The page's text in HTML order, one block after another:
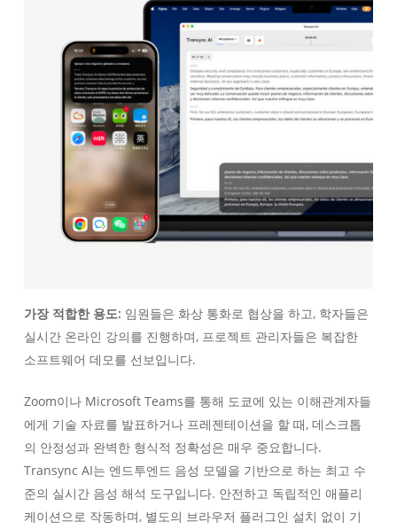
가장 적합한 용도: 임원들은 화상 통화로 협상을 하고, 학자들은
실시간 온라인 강의를 진행하며, 프로젝트 관리자들은 복잡한
소프트웨어 데모를 선보입니다.
Zoom이나 Microsoft Teams를 통해 도쿄에 있는 이해관계자들
에게 기술 자료를 발표하거나 프레젠테이션을 할 때, 데스크톱
의 안정성과 완벽한 형식적 정확성은 매우 중요합니다.
Transync AI는 엔드투엔드 음성 모델을 기반으로 하는 최고 수
준의 실시간 음성 해석 도구입니다. 안전하고 독립적인 애플리
케이션으로 작동하며, 별도의 브라우저 플러그인 설치 없이 기